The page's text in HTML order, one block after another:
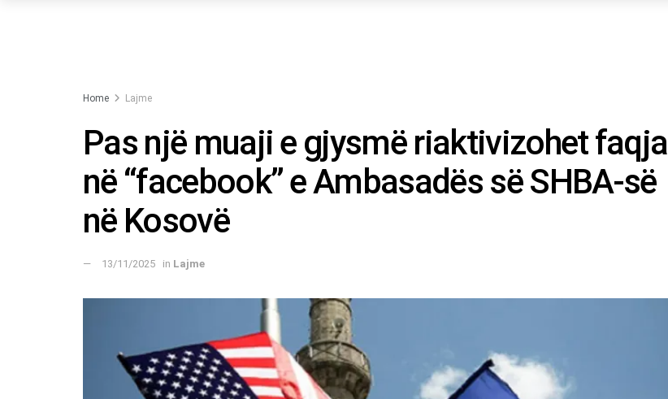
Home Lajme
Pas një muaji e gjysmë riaktivizohet faqja
në “facebook” e Ambasadës së SHBA-së
në Kosovë
13/11/2025 in Lajme